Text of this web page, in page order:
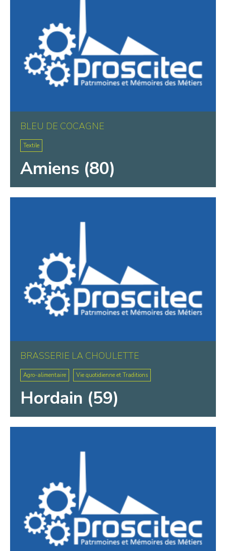
BLEU DE COCAGNE
Textile
Amiens (80)
BRASSERIE LA CHOULETTE
Agro-alimentaire Vie quotidienne et Traditions
Hordain (59)